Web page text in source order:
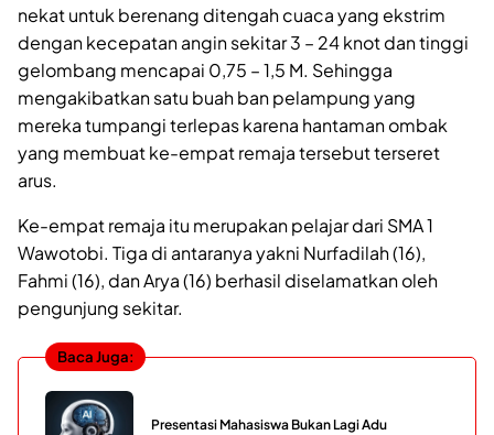
nekat untuk berenang ditengah cuaca yang ekstrim
dengan kecepatan angin sekitar 3 – 24 knot dan tinggi
gelombang mencapai 0,75 – 1,5 M. Sehingga
mengakibatkan satu buah ban pelampung yang
mereka tumpangi terlepas karena hantaman ombak
yang membuat ke-empat remaja tersebut terseret
arus.
Ke-empat remaja itu merupakan pelajar dari SMA 1
Wawotobi. Tiga di antaranya yakni Nurfadilah (16),
Fahmi (16), dan Arya (16) berhasil diselamatkan oleh
pengunjung sekitar.
Baca Juga:
Presentasi Mahasiswa Bukan Lagi Adu